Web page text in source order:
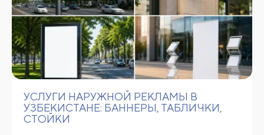
УСЛУГИ НАРУЖНОЙ РЕКЛАМЫ В
УЗБЕКИСТАНЕ: БАННЕРЫ, ТАБЛИЧКИ,
СТОЙКИ